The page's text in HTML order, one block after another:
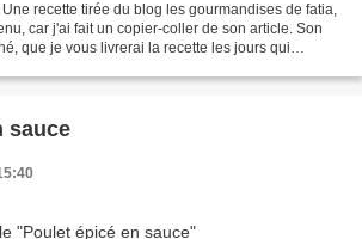
recette tirée du blog les gourmandises de fatia,
car j'ai fait un copier-coller de son article. Son
que je vous livrerai la recette les jours qui
sauce